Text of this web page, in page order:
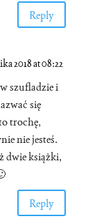
Reply
2018 at 08:22
szufladzie i
się
trochę,
nie jesteś.
dwie książki,
Reply